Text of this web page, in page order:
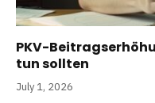
PKV-
tun sollten
July 1, 2026